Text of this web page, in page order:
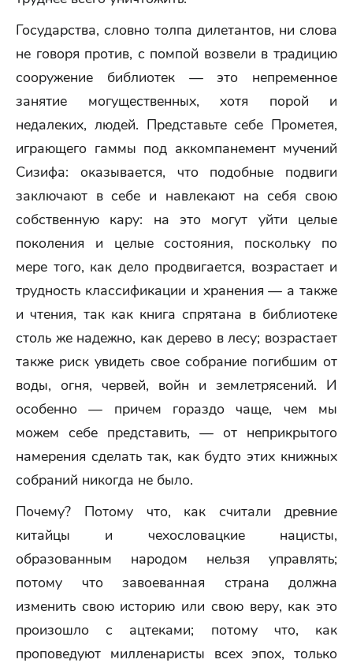
Государства, словно толпа дилетантов, ни слова
не говоря против, с помпой возвели в традицию
сооружение библиотек — это непременное
занятие могущественных, хотя порой и
недалеких, людей. Представьте себе Прометея,
играющего гаммы под аккомпанемент мучений
Сизифа: оказывается, что подобные подвиги
заключают в себе и навлекают на себя свою
собственную кару: на это могут уйти целые
поколения и целые состояния, поскольку по
мере того, как дело продвигается, возрастает и
трудность классификации и хранения — а также
и чтения, так как книга спрятана в библиотеке
столь же надежно, как дерево в лесу; возрастает
также риск увидеть свое собрание погибшим от
воды, огня, червей, войн и землетрясений. И
особенно — причем гораздо чаще, чем мы
можем себе представить, — от неприкрытого
намерения сделать так, как будто этих книжных
собраний никогда не было.
Почему? Потому что, как считали древние
китайцы и чехословацкие нацисты,
образованным народом нельзя управлять;
потому что завоеванная страна должна
изменить свою историю или свою веру, как это
произошло с ацтеками; потому что, как
проповедуют милленаристы всех эпох, только